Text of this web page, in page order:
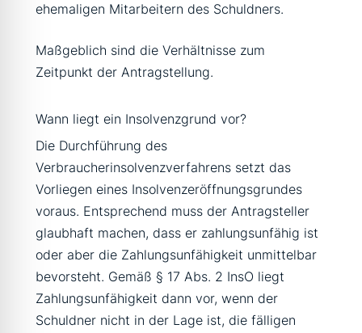
ehemaligen Mitarbeitern des Schuldners.
Maßgeblich sind die Verhältnisse zum
Zeitpunkt der Antragstellung.
Wann liegt ein Insolvenzgrund vor?
Die Durchführung des
Verbraucherinsolvenzverfahrens setzt das
Vorliegen eines Insolvenzeröffnungsgrundes
voraus. Entsprechend muss der Antragsteller
glaubhaft machen, dass er zahlungsunfähig ist
oder aber die Zahlungsunfähigkeit unmittelbar
bevorsteht. Gemäß § 17 Abs. 2 InsO liegt
Zahlungsunfähigkeit dann vor, wenn der
Schuldner nicht in der Lage ist, die fälligen